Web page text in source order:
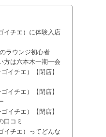
イチエ）に体験入店
ラウンジ初心者
方は六本木一期一会
イチエ）【閉店】
イチエ）【閉店】
イチエ）【閉店】
口コミ
イチエ）ってどんな